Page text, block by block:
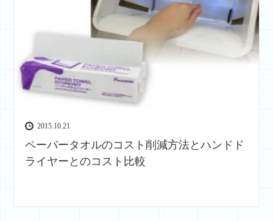
2015.10.21
ペーパータオルのコスト削減方法とハンドド
ライヤーとのコスト比較